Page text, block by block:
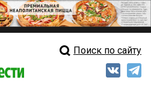
Свежий выпускПоиск по сайту